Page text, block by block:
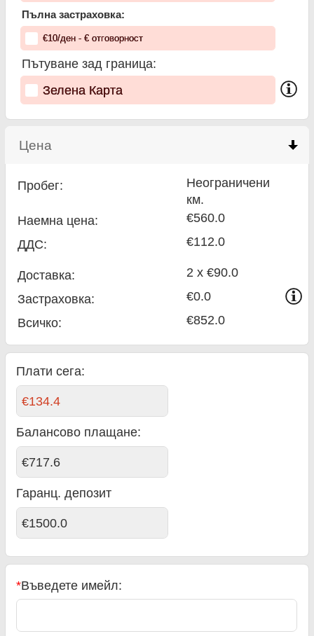
Пълна застраховка:
€10/ден- €отговорност
Пътуване зад граница:
Зелена Карта
Цена
Пробег:
Неограничени
км.
Наемна цена:
€560.0
ДДС:
€112.0
Доставка:
2 x €90.0
Застраховка:
€0.0
Всичко: €852.0
Плати сега:
€134.4
Балансово плащане:
€717.6
Гаранц. депозит
€1500.0
*Въведете имейл: